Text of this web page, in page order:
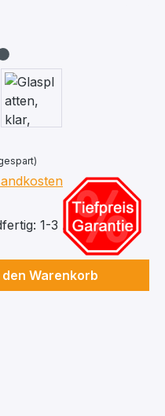
1-3 Arbeitstage
den
den Warenkorb